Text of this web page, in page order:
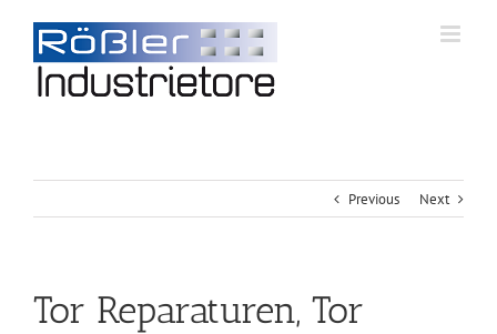
Previous Next
Tor Reparaturen, Tor